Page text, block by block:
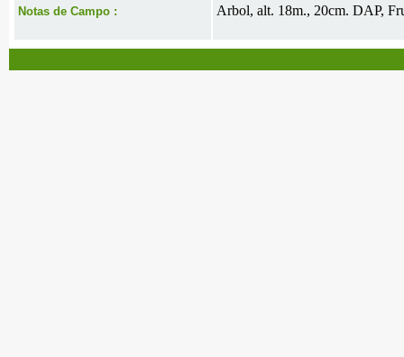
Notas de Campo : Arbol, alt. 18m., 20cm. DAP,